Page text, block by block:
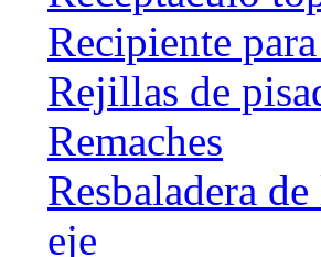
Recipiente
Rejillas de
Remaches
Resbaladera
eje